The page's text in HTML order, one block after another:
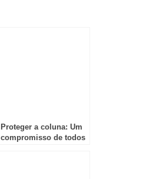
Proteger a coluna: Um
compromisso de todos